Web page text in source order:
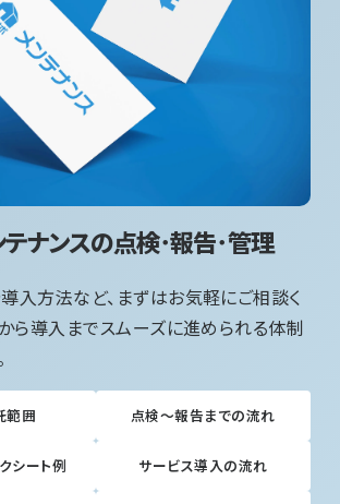
ナンスの点検･報告･管理
入方法など、まずはお気軽にご相談く
ら導入までスムーズに進められる体制
範囲 点検～報告までの流れ
シート例 サービス導入の流れ